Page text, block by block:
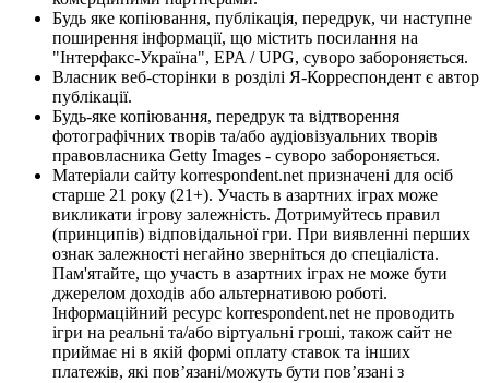
Будь яке копіювання, публікація, передрук, чи наступне
поширення інформації, що містить посилання на
"Інтерфакс-Україна", EPA / UPG, суворо забороняється.
Власник веб-сторінки в розділі Я-Корреспондент є автор
публікації.
Будь-яке копіювання, передрук та відтворення
фотографічних творів та/або аудіовізуальних творів
правовласника Getty Images - суворо забороняється.
Матеріали сайту korrespondent.net призначені для осіб
старше 21 року (21+). Участь в азартних іграх може
викликати ігрову залежність. Дотримуйтесь правил
(принципів) відповідальної гри. При виявленні перших
ознак залежності негайно зверніться до спеціаліста.
Пам'ятайте, що участь в азартних іграх не може бути
джерелом доходів або альтернативою роботі.
Інформаційний ресурс korrespondent.net не проводить
ігри на реальні та/або віртуальні гроші, також сайт не
приймає ні в якій формі оплату ставок та інших
платежів, які пов’язані/можуть бути пов’язані з